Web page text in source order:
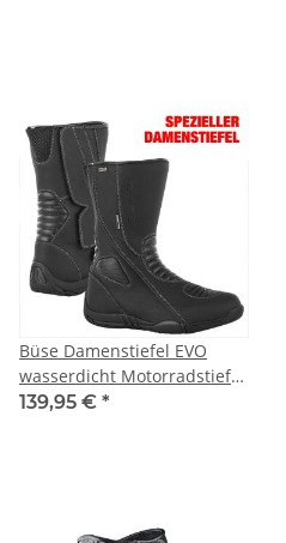
Büse Damenstiefel EVO
wasserdicht Motorradstiefel
38
139,95 € *